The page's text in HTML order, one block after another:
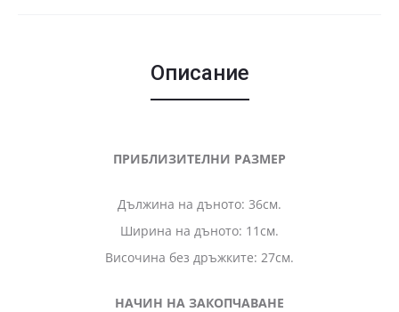
Описание
ПРИБЛИЗИТЕЛНИ РАЗМЕР
Дължина на дъното: 36см.
Ширина на дъното: 11см.
Височина без дръжките: 27см.
НАЧИН НА ЗАКОПЧАВАНЕ